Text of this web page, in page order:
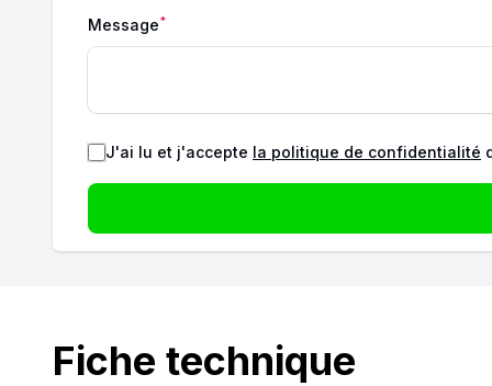
Message*
J'ai lu et j'accepte la politique de confidentialité
Fiche technique